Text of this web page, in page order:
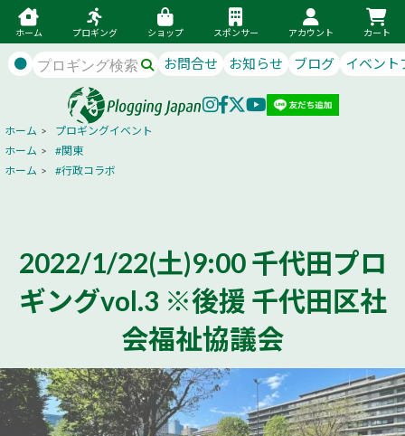
ホーム プロギング ショップ スポンサー アカウント カート
● お問合せ お知らせ ブログ イベント
ホーム >
プロギングイベント
ホーム >
#関東
ホーム > #行政コラボ
2022/1/22(土)9:00 千代田プロ
ギングvol.3 ※後援 千代田区社
会福祉協議会